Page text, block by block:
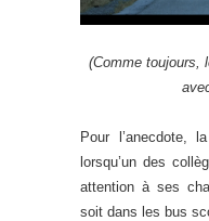
(Comme toujours,
Pour l’anecdote,
lorsqu’un des
attention à ses
soit dans les bus